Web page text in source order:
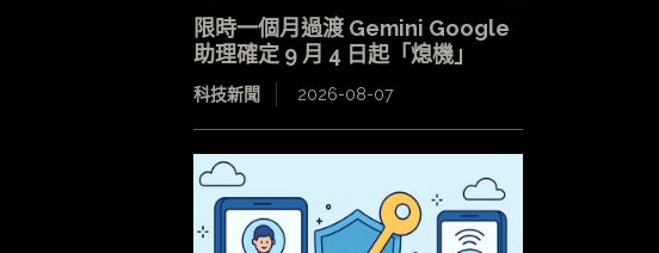
限時一個月過渡 Gemini Google
助理確定 9 月 4 日起「熄機」
科技新聞 2026-08-07